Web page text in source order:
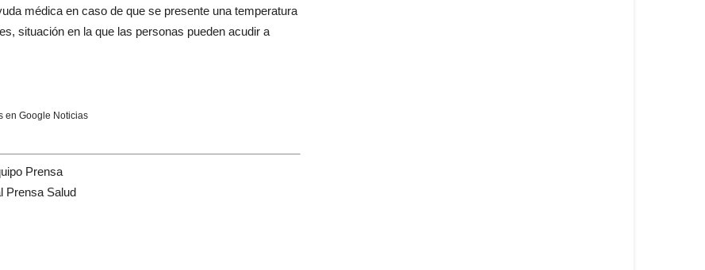
médica en caso de que se presente una temperatura
situación en la que las personas pueden acudir a
en Google Noticias
Prensa
Prensa Salud